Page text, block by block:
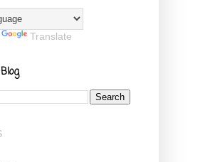
Translate